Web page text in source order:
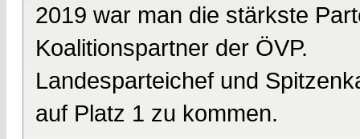
2019 war man die stärkste
Koalitionspartner der ÖVP.
Landesparteichef und
auf Platz 1 zu kommen.